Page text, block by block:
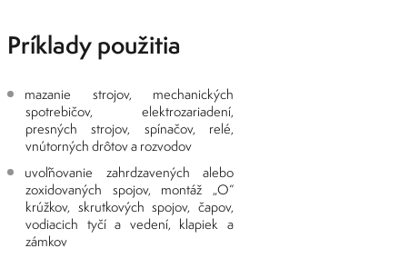
Príklady použitia
mazanie strojov, mechanických
spotrebičov, elektrozariadení,
presných strojov, spínačov, relé,
vnútorných drôtov a rozvodov
uvoľňovanie zahrdzavených alebo
zoxidovaných spojov, montáž „O“
krúžkov, skrutkových spojov, čapov,
vodiacich tyčí a vedení, klapiek a
zámkov